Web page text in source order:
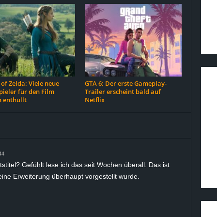
of Zelda: Viele neue
für den Film
enthüllt
GTA 6: Der erste Gameplay-
Trailer erscheint bald auf
Netflix
Gefühlt lese ich das seit Wochen überall. Das ist
Erweiterung überhaupt vorgestellt wurde.